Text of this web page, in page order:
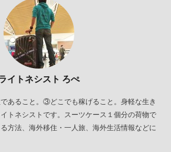
イトネシスト ろぺ
あること。③どこでも稼げること。身軽な生き
トネシストです。スーツケース１個分の荷物で
方法、海外移住・一人旅、海外生活情報などに